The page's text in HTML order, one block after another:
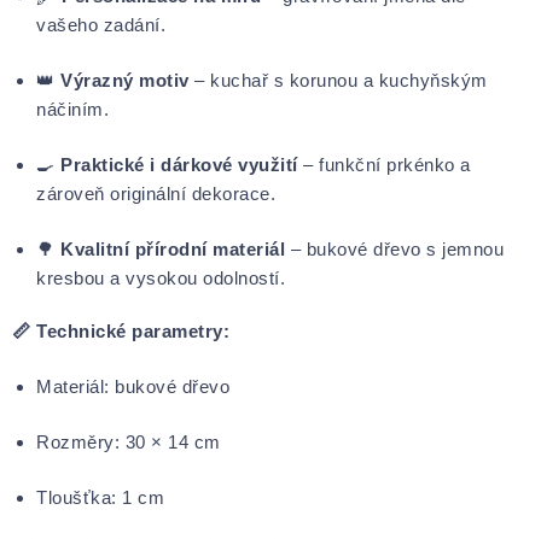
vašeho zadání.
👑 Výrazný motiv – kuchař s korunou a kuchyňským
náčiním.
🍳 Praktické i dárkové využití– funkční prkénko a
zároveň originální dekorace.
🌳 Kvalitní přírodní materiál – bukové dřevo s jemnou
kresbou a vysokou odolností.
📏 Technické parametry:
Materiál: bukové dřevo
Rozměry: 30 × 14 cm
Tloušťka: 1 cm